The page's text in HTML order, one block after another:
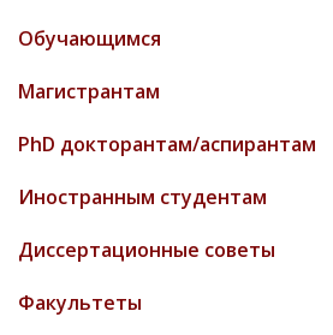
Обучающимся
Магистрантам
PhD докторантам/аспирантам
Иностранным студентам
Диссертационные советы
Факультеты